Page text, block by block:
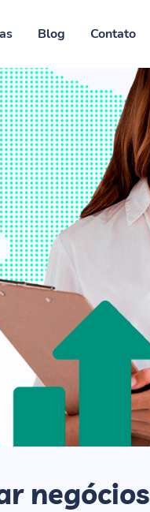
Blog Contato
negócios